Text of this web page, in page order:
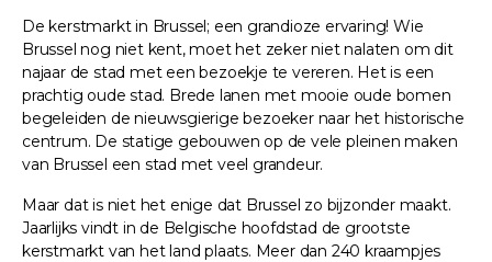
De kerstmarkt in Brussel; een grandioze ervaring! Wie
Brussel nog niet kent, moet het zeker niet nalaten om dit
najaar de stad met een bezoekje te vereren. Het is een
prachtig oude stad. Brede lanen met mooie oude bomen
begeleiden de nieuwsgierige bezoeker naar het historische
centrum. De statige gebouwen op de vele pleinen maken
van Brussel een stad met veel grandeur.
Maar dat is niet het enige dat Brussel zo bijzonder maakt.
Jaarlijks vindt in de Belgische hoofdstad de grootste
kerstmarkt van het land plaats. Meer dan 240 kraampjes